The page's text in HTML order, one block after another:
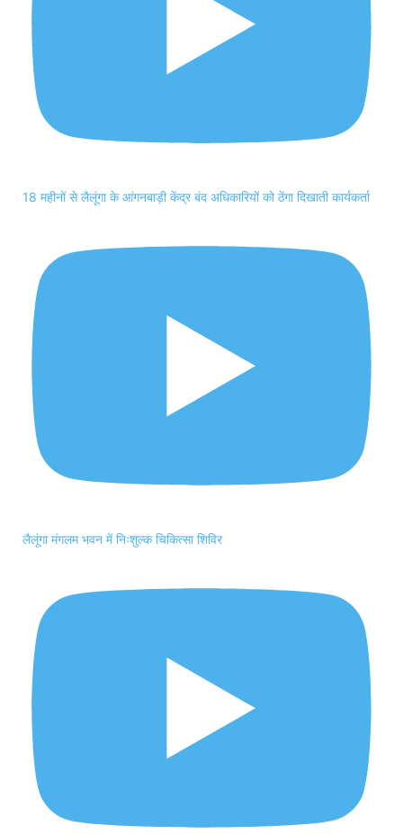
18 महीनों से लैलूंगा के आंगनबाड़ी केंद्र बंद अधिकारियों को ठेंगा दिखाती कार्यकर्ता
लैलूंगा मंगलम भवन में निःशुल्क चिकित्सा शिविर